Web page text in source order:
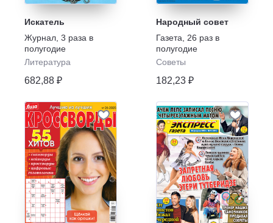
Искатель
Журнал 3 раза в
полугодие
Литература
682,88 ₽
Народный совет
Газета
26 раз в
полугодие
Советы
182,23 ₽